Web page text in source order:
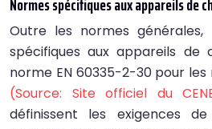
Outre les normes
spécifiques aux appareils de
norme EN 60335-2-30 pour
(Source: Site officiel du
définissent les exigences